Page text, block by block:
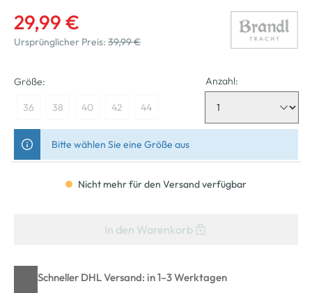
29,99 €
Ursprünglicher Preis: 39,99 €
Größe:
36 38 40 42 44
Anzahl:
Bitte wählen Sie eine Größe aus
Nicht mehr für den Versand verfügbar
In den Warenkorb
Schneller DHL Versand: in 1–3 Werktagen